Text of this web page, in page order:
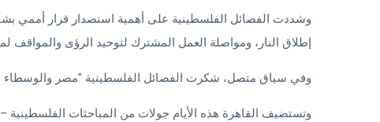
وشددت الفصائل الفلسطينية على أهمية استصدار قرار أممي
إطلاق النار، ومواصلة العمل المشترك لتوحيد الرؤى والمواقف
وفي سياق متصل، شكرت الفصائل الفلسطينية "مصر والوسطاء
وتستضيف القاهرة هذه الأيام جولات من المباحثات الفلسطينية